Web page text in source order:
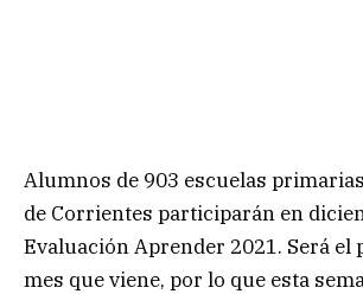
Alumnos de 903 escuelas
de Corrientes participarán en
Evaluación Aprender 2021. Será el
mes que viene, por lo que esta